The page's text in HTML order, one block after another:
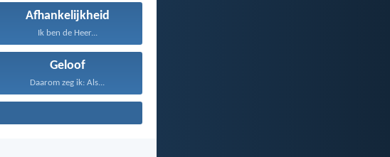
Afhankelijkheid
Ik ben de Heer...
Geloof
Daarom zeg ik: Als...